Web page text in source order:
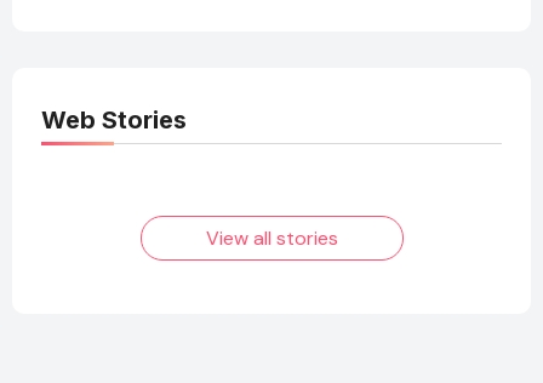
Web Stories
Elvish Yadav: एक
आम लड़के से यूट्यूबर
फिल्मों का जादू और उनका
View all stories